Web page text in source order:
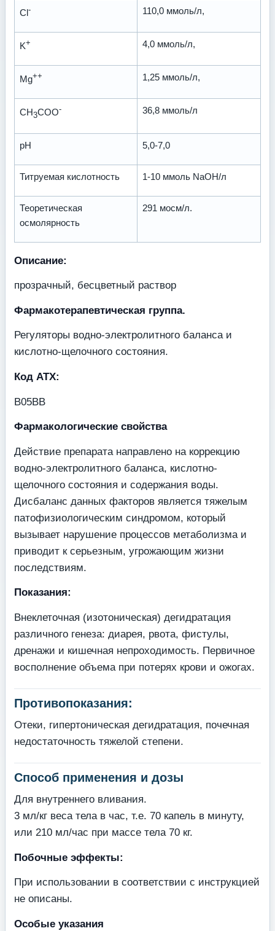
Cl- 110,0 ммоль/л,
K+ 4,0 ммоль/л,
Mg++ 1,25 ммоль/л,
CH3COO- 36,8 ммоль/л
pH 5,0-7,0
Титруемая кислотность 1-10 ммоль NaOH/л
Теоретическая
осмолярность
291 мосм/л.
Описание:
прозрачный, бесцветный раствор
Фармакотерапевтическая группа.
Регуляторы водно-электролитного баланса и
кислотно-щелочного состояния.
Код АТХ:
В05ВВ
Фармакологические свойства
Действие препарата направлено на коррекцию
водно-электролитного баланса, кислотно-
щелочного состояния и содержания воды.
Дисбаланс данных факторов является тяжелым
патофизиологическим синдромом, который
вызывает нарушение процессов метаболизма и
приводит к серьезным, угрожающим жизни
последствиям.
Показания:
Внеклеточная (изотоническая) дегидратация
различного генеза: диарея, рвота, фистулы,
дренажи и кишечная непроходимость. Первичное
восполнение объема при потерях крови и ожогах.
Противопоказания:
Отеки, гипертоническая дегидратация, почечная
недостаточность тяжелой степени.
Способ применения и дозы
Для внутреннего вливания.
3 мл/кг веса тела в час, т.е. 70 капель в минуту,
или 210 мл/час при массе тела 70 кг.
Побочные эффекты:
При использовании в соответствии с инструкцией
не описаны.
Особые указания